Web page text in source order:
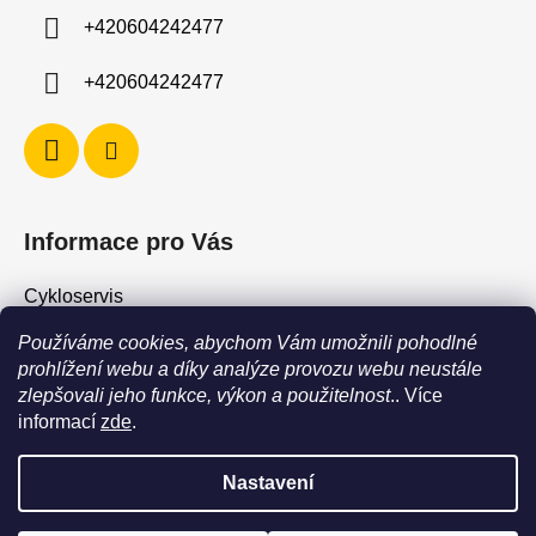
Používáme cookies, abychom Vám umožnili pohodlné
prohlížení webu a díky analýze provozu webu neustále
zlepšovali jeho funkce, výkon a použitelnost.. Více
informací zde.
Nastavení
POZOR - stav zboží SKLADEM neodpovídá stavu na prodejně. Při
+420604242477
+420604242477
Informace pro Vás
Cykloservis
Skiservis
Obchodní podmínky
Podmínky ochrany osobních údajů